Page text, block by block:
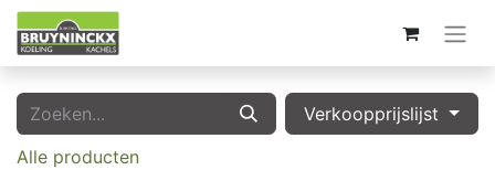
Verkoopprijslijst
Alle producten